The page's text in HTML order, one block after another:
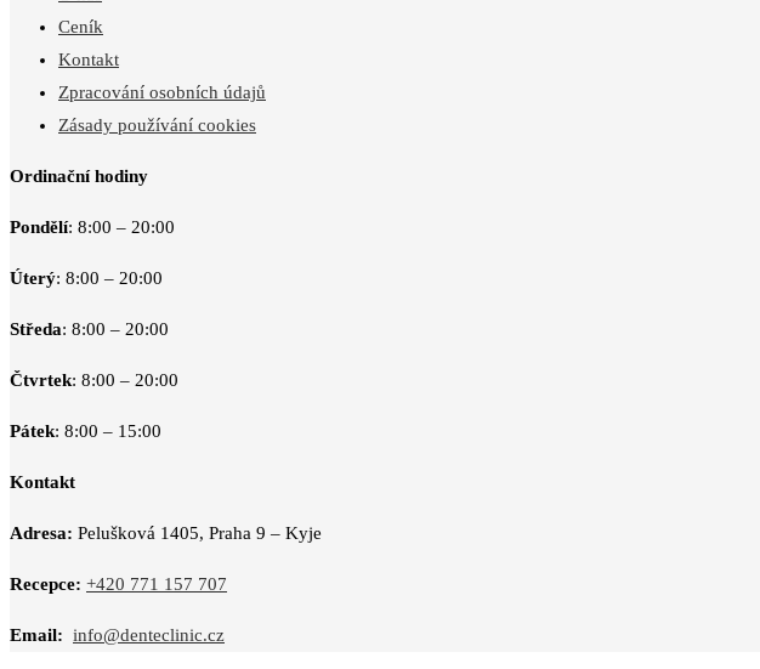
Ceník
Kontakt
Zpracování osobních údajů
Zásady používání cookies
Ordinační hodiny
Pondělí: 8:00 – 20:00
Úterý: 8:00 – 20:00
Středa: 8:00 – 20:00
Čtvrtek: 8:00 – 20:00
Pátek: 8:00 – 15:00
Kontakt
Adresa: Pelušková 1405, Praha 9 – Kyje
Recepce: +420 771 157 707
Email: info@denteclinic.cz